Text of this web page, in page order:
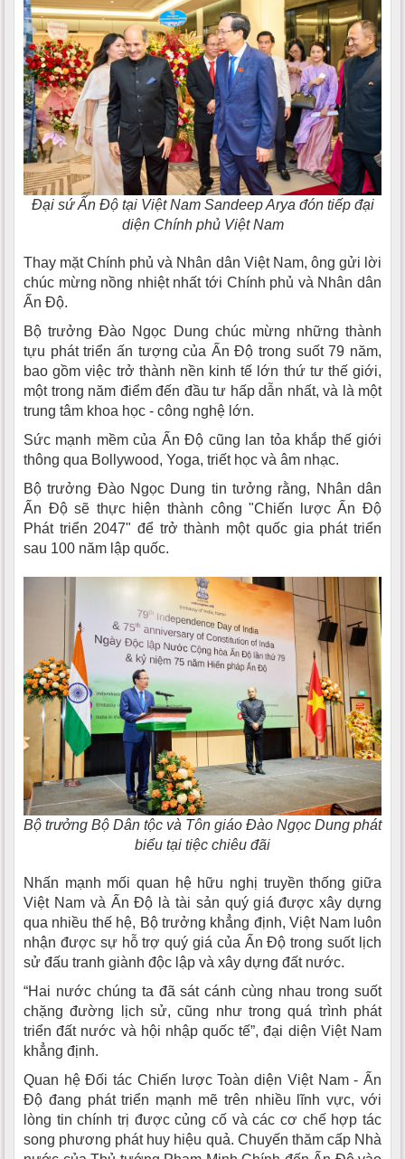
Đại sứ Ấn Độ tại Việt Nam Sandeep Arya đón tiếp đại
diện Chính phủ Việt Nam
Thay mặt Chính phủ và Nhân dân Việt Nam, ông gửi lời
chúc mừng nồng nhiệt nhất tới Chính phủ và Nhân dân
Ấn Độ.
Bộ trưởng Đào Ngọc Dung chúc mừng những thành
tựu phát triển ấn tượng của Ấn Độ trong suốt 79 năm,
bao gồm việc trở thành nền kinh tế lớn thứ tư thế giới,
một trong năm điểm đến đầu tư hấp dẫn nhất, và là một
trung tâm khoa học - công nghệ lớn.
Sức mạnh mềm của Ấn Độ cũng lan tỏa khắp thế giới
thông qua Bollywood, Yoga, triết học và âm nhạc.
Bộ trưởng Đào Ngọc Dung tin tưởng rằng, Nhân dân
Ấn Độ sẽ thực hiện thành công "Chiến lược Ấn Độ
Phát triển 2047" để trở thành một quốc gia phát triển
sau 100 năm lập quốc.
Bộ trưởng Bộ Dân tộc và Tôn giáo Đào Ngọc Dung phát
biểu tại tiệc chiêu đãi
Nhấn mạnh mối quan hệ hữu nghị truyền thống giữa
Việt Nam và Ấn Độ là tài sản quý giá được xây dựng
qua nhiều thế hệ, Bộ trưởng khẳng định, Việt Nam luôn
nhận được sự hỗ trợ quý giá của Ấn Độ trong suốt lịch
sử đấu tranh giành độc lập và xây dựng đất nước.
“Hai nước chúng ta đã sát cánh cùng nhau trong suốt
chặng đường lịch sử, cũng như trong quá trình phát
triển đất nước và hội nhập quốc tế”, đại diện Việt Nam
khẳng định.
Quan hệ Đối tác Chiến lược Toàn diện Việt Nam - Ấn
Độ đang phát triển mạnh mẽ trên nhiều lĩnh vực, với
lòng tin chính trị được củng cố và các cơ chế hợp tác
song phương phát huy hiệu quả. Chuyến thăm cấp Nhà